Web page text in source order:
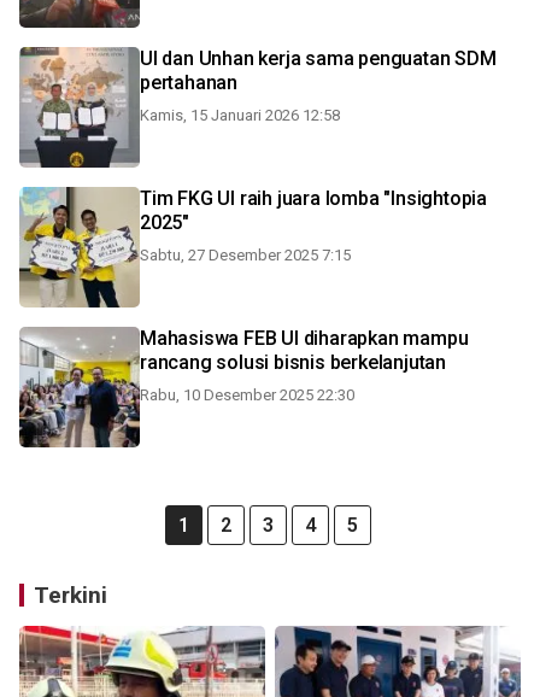
UI dan Unhan kerja sama penguatan SDM
pertahanan
Kamis, 15 Januari 2026 12:58
Tim FKG UI raih juara lomba "Insightopia
2025"
Sabtu, 27 Desember 2025 7:15
Mahasiswa FEB UI diharapkan mampu
rancang solusi bisnis berkelanjutan
Rabu, 10 Desember 2025 22:30
1 2 3 4 5
Terkini